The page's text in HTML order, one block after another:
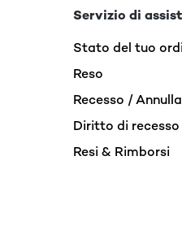
Servizio di
Stato del tuo
Reso
Recesso /
Diritto di recesso
Resi & Rimborsi